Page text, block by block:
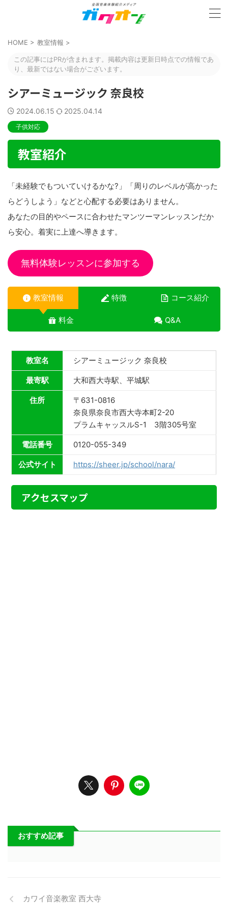
HOME > 教室情報 >
この記事にはPRが含まれます。掲載内容は更新日時点での情報であ
り、最新ではない場合がございます。
シアーミュージック 奈良校
2024.06.15 2025.04.14
子供対応
教室紹介
「未経験でもついていけるかな?」「周りのレベルが高かった
らどうしよう」などと心配する必要はありません。
あなたの目的やペースに合わせたマンツーマンレッスンだか
ら安心。着実に上達へ導きます。
無料体験レッスンに参加する
教室情報 特徴 コース紹介
料金 Q&A
教室名 シアーミュージック 奈良校
最寄駅 大和西大寺駅、平城駅
住所
〒631-0816
奈良県奈良市西大寺本町2-20
プラムキャッスルS-1 3階305号室
電話番号 0120-055-349
公式サイト https://sheer.jp/school/nara/
アクセスマップ
おすすめ記事
カワイ音楽教室 西大寺